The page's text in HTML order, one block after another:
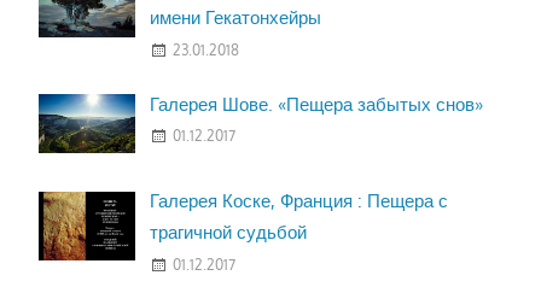
имени Гекатонхейры
23.01.2018
Галерея Шове. «Пещера забытых снов»
01.12.2017
Галерея Коске, Франция : Пещера с
трагичной судьбой
01.12.2017